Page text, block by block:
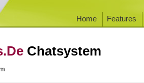
Home Features
Chatsystem